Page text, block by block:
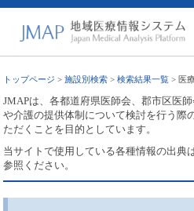
トップページ >施設別検索 >検索結果一覧 > 医
JMAPは、各都道府県医師会、郡市区医
や介護の提供体制について検討を行う際
ただくことを目的としています。
当サイトで使用している各種情報の出典
参照ください。